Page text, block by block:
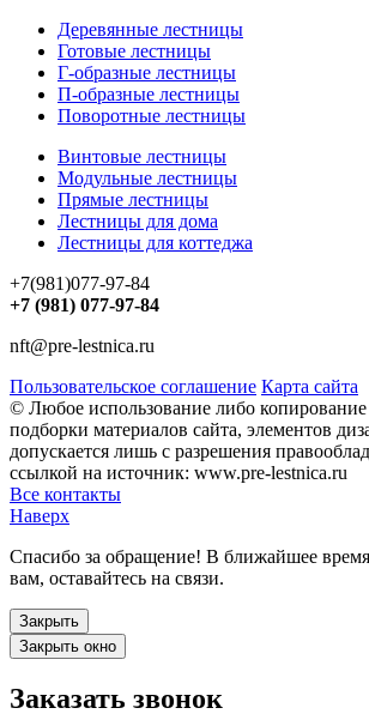
Деревянные лестницы
Готовые лестницы
Г-образные лестницы
П-образные лестницы
Поворотные лестницы
Винтовые лестницы
Модульные лестницы
Прямые лестницы
Лестницы для дома
Лестницы для коттеджа
+7(981)077-97-84
+7 (981) 077-97-84
nft@pre-lestnica.ru
Пользовательское соглашение Карта сайта
© Любое использование либо
подборки материалов сайта, элементов
допускается лишь с разрешения
ссылкой на источник: www.pre-lestnica.ru
Все контакты
Наверх
Спасибо за обращение! В ближайшее
вам, оставайтесь на связи.
Закрыть
Закрыть окно
Заказать звонок